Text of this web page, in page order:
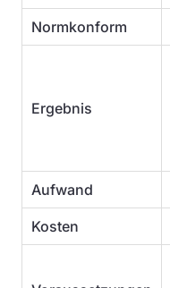
Normkonform
Ergebnis
Aufwand
Kosten